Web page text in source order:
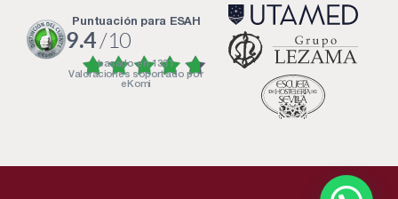
puntuación para ESAH
9.4/10
basado en1331
Valoraciones soportado por
eKomi